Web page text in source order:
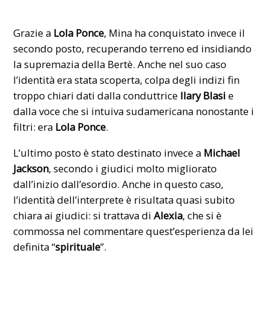
Grazie a Lola Ponce, Mina ha conquistato invece il
secondo posto, recuperando terreno ed insidiando
la supremazia della Bertè. Anche nel suo caso
l’identità era stata scoperta, colpa degli indizi fin
troppo chiari dati dalla conduttrice Ilary Blasi e
dalla voce che si intuiva sudamericana nonostante i
filtri: era Lola Ponce.
L’ultimo posto è stato destinato invece a Michael
Jackson, secondo i giudici molto migliorato
dall’inizio dall’esordio. Anche in questo caso,
l’identità dell’interprete è risultata quasi subito
chiara ai giudici: si trattava diAlexia, che si è
commossa nel commentare quest’esperienza da lei
definita “spirituale”.